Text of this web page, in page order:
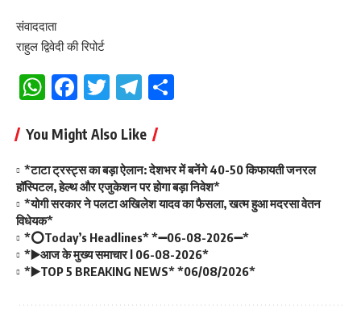
संवाददाता
राहुल द्विवेदी की रिपोर्ट
WhatsApp
Facebook
TwitterTelegram
You Might Also Like
*टाटा ट्रस्ट्स का बड़ा ऐलान: देशभर में बनेंगे 40-50 किफायती जनरल
हॉस्पिटल, हेल्थ और एजुकेशन पर होगा बड़ा निवेश*
*योगी सरकार ने पलटा अखिलेश यादव का फैसला, खत्म हुआ मदरसा वेतन
विधेयक*
*⭕Today’s Headlines* *➖06-08-2026➖*
*▶️आज के मुख्य समाचार l 06-08-2026*
*▶️TOP 5 BREAKING NEWS* *06/08/2026*